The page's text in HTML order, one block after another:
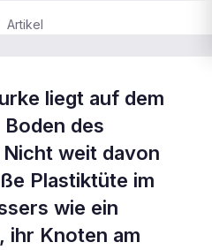
Artikel
Meer
liegt auf dem
des
weit davon
Plastiktüte im
wie ein
ihr Knoten am